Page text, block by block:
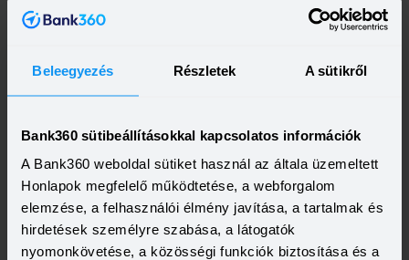
Beleegyezés Részletek A sütikről
Bank360 sütibeállításokkal kapcsolatos információk
A Bank360 weboldal sütiket használ az általa üzemeltett
Honlapok megfelelő működtetése, a webforgalom
elemzése, a felhasználói élmény javítása, a tartalmak és
hirdetések személyre szabása, a látogatók
nyomonkövetése, a közösségi funkciók biztosítása és a
500 000 - 15 000 000 Ft
13,20 - 21,10% 10,99 - 18,49%
KEDVEZMÉNY FELTÉTELEI
Minimum életkor:
21 év
Minimum munkaviszony:
Minimum jövedelem: